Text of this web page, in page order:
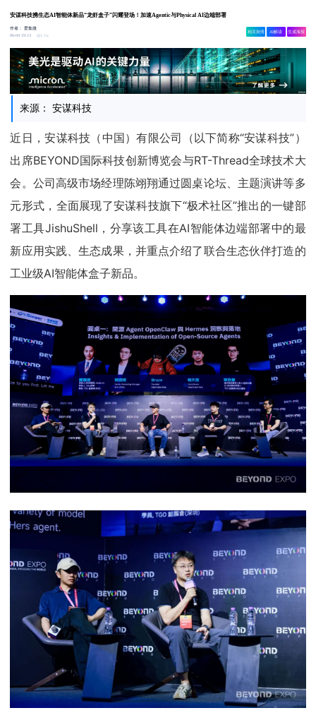
安谋科技携生态AI智能体新品“龙虾盒子”闪耀登场！加速Agentic与Physical AI边端部署
作者：爱集微
06-04 19:13
1.1w
相关舆情 AI解读 生成海报
来源： 安谋科技
近日，安谋科技（中国）有限公司（以下简称“安谋科技”）
出席BEYOND国际科技创新博览会与RT-Thread全球技术大
会。公司高级市场经理陈翊翔通过圆桌论坛、主题演讲等多
元形式，全面展现了安谋科技旗下“极术社区”推出的一键部
署工具JishuShell，分享该工具在AI智能体边端部署中的最
新应用实践、生态成果，并重点介绍了联合生态伙伴打造的
工业级AI智能体盒子新品。